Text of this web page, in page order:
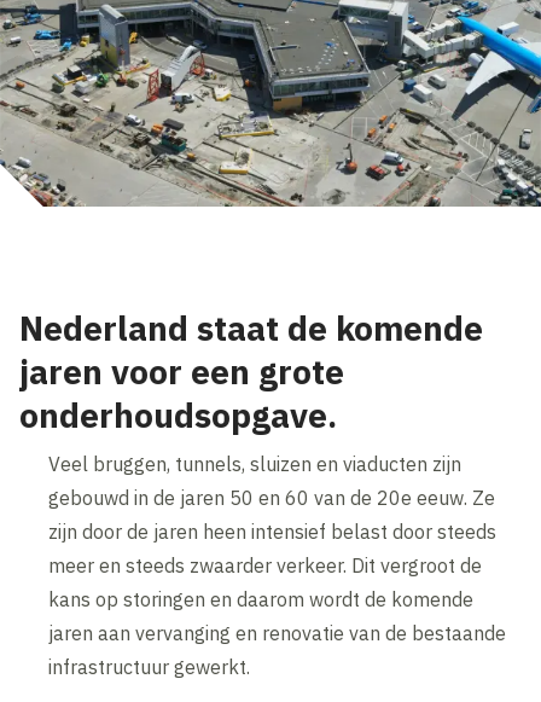
Nederland staat de komende
jaren voor een grote
onderhoudsopgave.
Veel bruggen, tunnels, sluizen en viaducten zijn
gebouwd in de jaren 50 en 60 van de 20e eeuw. Ze
zijn door de jaren heen intensief belast door steeds
meer en steeds zwaarder verkeer. Dit vergroot de
kans op storingen en daarom wordt de komende
jaren aan vervanging en renovatie van de bestaande
infrastructuur gewerkt.